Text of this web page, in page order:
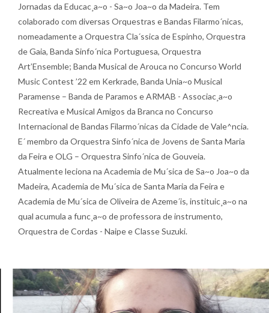
Jornadas da Educac¸a~o - Sa~o Joa~o da Madeira. Tem
colaborado com diversas Orquestras e Bandas Filarmo´nicas,
nomeadamente a Orquestra Cla´ssica de Espinho, Orquestra
de Gaia, Banda Sinfo´nica Portuguesa, Orquestra
Art’Ensemble; Banda Musical de Arouca no Concurso World
Music Contest ’22 em Kerkrade, Banda Unia~o Musical
Paramense – Banda de Paramos e ARMAB - Associac¸a~o
Recreativa e Musical Amigos da Branca no Concurso
Internacional de Bandas Filarmo´nicas da Cidade de Vale^ncia.
E´ membro da Orquestra Sinfo´nica de Jovens de Santa Maria
da Feira e OLG – Orquestra Sinfo´nica de Gouveia.
Atualmente leciona na Academia de Mu´sica de Sa~o Joa~o da
Madeira, Academia de Mu´sica de Santa Maria da Feira e
Academia de Mu´sica de Oliveira de Azeme´is, instituic¸a~o na
qual acumula a func¸a~o de professora de instrumento,
Orquestra de Cordas - Naipe e Classe Suzuki.